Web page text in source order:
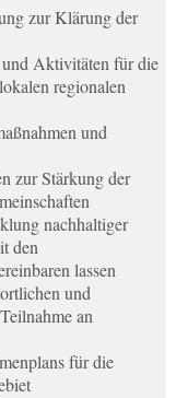
zur Klärung der
Aktivitäten für die
regionalen
und
zur Stärkung der
nachhaltiger
den
lassen
und
an
für die